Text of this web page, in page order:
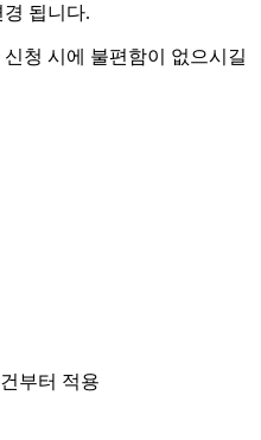
됩니다.
청 시에 불편함이 없으시길
부터 적용